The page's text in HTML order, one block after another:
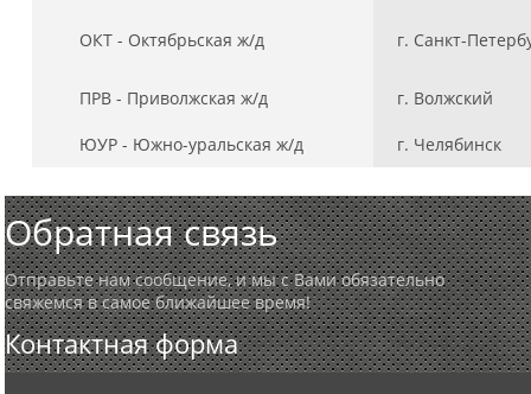
ОКТ - Октябрьская ж/д г. Санкт-
ПРВ - Приволжская ж/д г. Волжский
ЮУР - Южно-уральская ж/д г. Челябинск
Обратная связь
Отправьте нам сообщение, и мы с Вами обязательно
свяжемся в самое ближайшее время!
Контактная форма